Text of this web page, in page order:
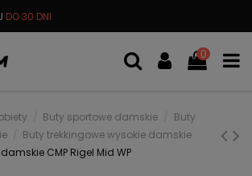
DO 30 DNI
0
Buty sportowe damskie
Buty
Buty trekkingowe wysokie damskie
CMP Rigel Mid WP